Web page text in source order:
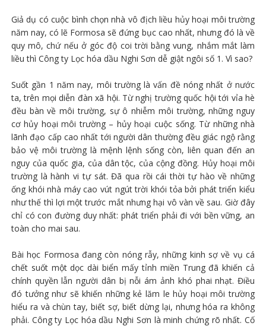
Giả dụ có cuộc bình chọn nhà vô địch liều hủy hoại môi trường
năm nay, có lẽ Formosa sẽ đứng bục cao nhất, nhưng đó là về
quy mô, chứ nếu ở góc độ coi trời bằng vung, nhắm mắt làm
liều thì Công ty Lọc hóa dầu Nghi Sơn dễ giật ngôi số 1. Vì sao?
Suốt gần 1 năm nay, môi trường là vấn đề nóng nhất ở nước
ta, trên mọi diễn đàn xã hội. Từ nghị trường quốc hội tới vỉa hè
đều bàn về môi trường, sự ô nhiễm môi trường, những nguy
cơ hủy hoại môi trường – hủy hoại cuộc sống. Từ những nhà
lãnh đạo cấp cao nhất tới người dân thường đều giác ngộ rằng
bảo vệ môi trường là mệnh lệnh sống còn, liên quan đến an
nguy của quốc gia, của dân tộc, của cộng đồng. Hủy hoại môi
trường là hành vi tự sát. Đã qua rồi cái thời tự hào về những
ống khói nhà máy cao vút ngút trời khói tỏa bởi phát triển kiểu
như thế thì lợi một trước mắt nhưng hại vô vàn về sau. Giờ đây
chỉ có con đường duy nhất: phát triển phải đi với bền vững, an
toàn cho mai sau.
Bài học Formosa đang còn nóng rẫy, những kinh sợ về vụ cá
chết suốt một dọc dài biển mấy tỉnh miền Trung đã khiến cả
chính quyền lẫn người dân bị nỗi ám ảnh khó phai nhạt. Điều
đó tưởng như sẽ khiến những kẻ lăm le hủy hoại môi trường
hiểu ra và chùn tay, biết sợ, biết dừng lại, nhưng hóa ra không
phải. Công ty Lọc hóa dầu Nghi Sơn là minh chứng rõ nhất. Cố